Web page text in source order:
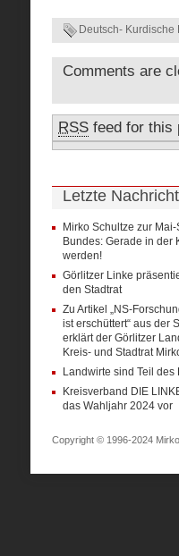
Deutsch- Kurdische
Comments are
RSS feed for this
Letzte
Mirko Schultze zur
Bundes: Gerade in der
werden!
Görlitzer Linke
den Stadtrat
Zu Artikel „NS-
ist erschüttert“ aus der
erklärt der Görlitzer
Kreis- und Stadtrat
Landwirte sind Teil des
Kreisverband DIE
das Wahljahr 2024 vor
Copyright © 1996-2024